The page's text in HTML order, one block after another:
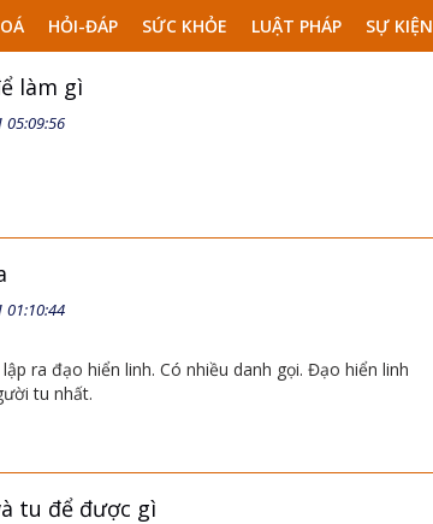
HỎI-ĐÁP SỨC KHỎE LUẬT PHÁP SỰ KIỆN
làm gì
05:09:56
01:10:44
ra đạo hiển linh. Có nhiều danh gọi. Đạo hiển linh
tu nhất.
tu để được gì